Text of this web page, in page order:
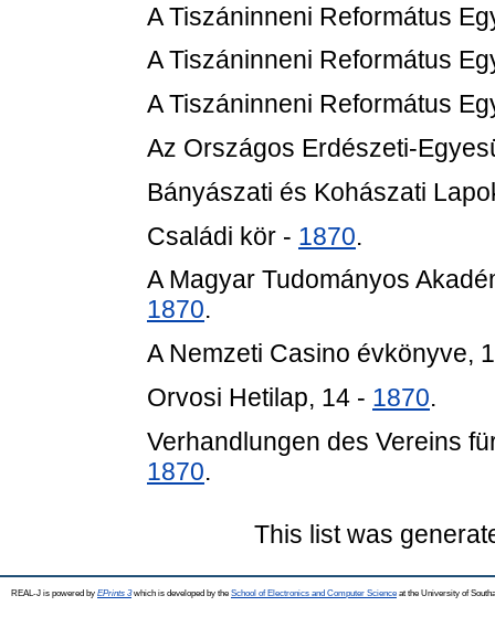
A Tiszáninneni Református
A Tiszáninneni Református
A Tiszáninneni Református
Az Országos Erdészeti-
Bányászati és Kohászati
Családi kör - 1870.
A Magyar Tudományos
1870.
A Nemzeti Casino évkönyve,
Orvosi Hetilap, 14 - 1870.
Verhandlungen des Vereins
1870.
This list was
REAL-J is powered by EPrints 3which is developed by the School of Electronics and Computer Science at the University of